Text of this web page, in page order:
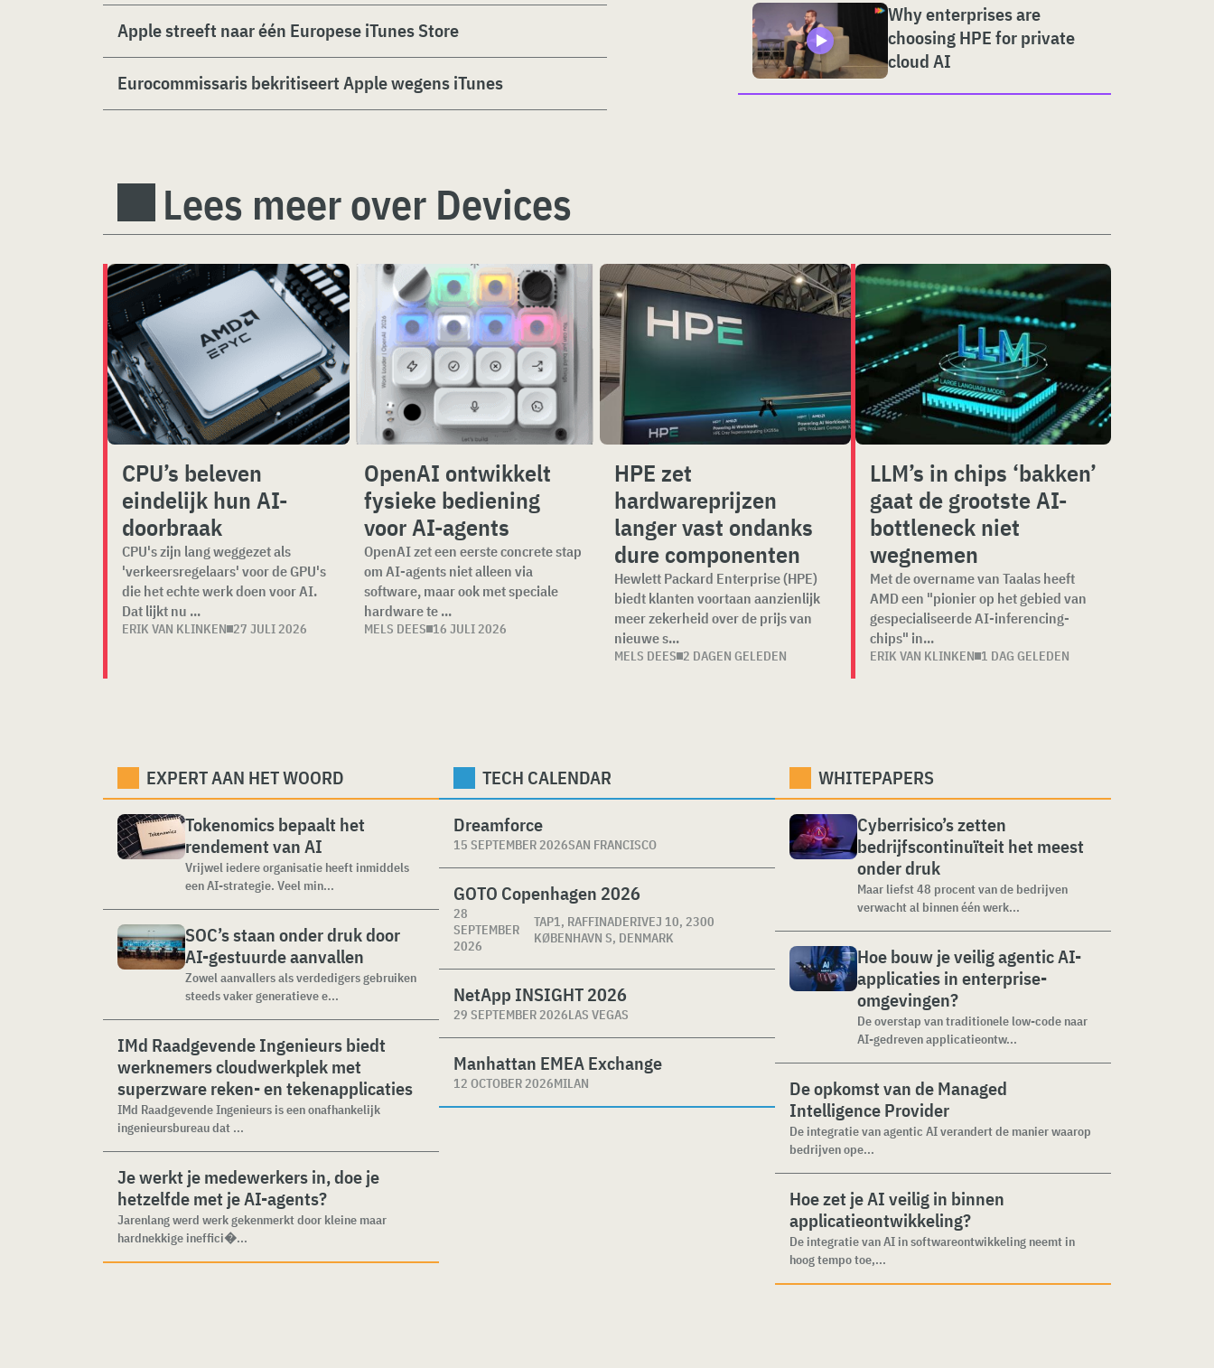
Apple streeft naar één Europese iTunes Store
Eurocommissaris bekritiseert Apple wegens iTunes
Why enterprises are
choosing HPE for private
cloud AI
Lees meer over Devices
CPU’s beleven
eindelijk hun AI-
doorbraak
CPU's zijn lang weggezet als
'verkeersregelaars' voor de GPU's
die het echte werk doen voor AI.
Dat lijkt nu ...
ERIK VAN KLINKEN 27 JULI 2026
OpenAI ontwikkelt
fysieke bediening
voor AI-agents
OpenAI zet een eerste concrete stap
om AI-agents niet alleen via
software, maar ook met speciale
hardware te ...
MELS DEES 16 JULI 2026
HPE zet
hardwareprijzen
langer vast ondanks
dure componenten
Hewlett Packard Enterprise (HPE)
biedt klanten voortaan aanzienlijk
meer zekerheid over de prijs van
nieuwe s...
MELS DEES 2 DAGEN GELEDEN
LLM’s in chips ‘bakken’
gaat de grootste AI-
bottleneck niet
wegnemen
Met de overname van Taalas heeft
AMD een "pionier op het gebied van
gespecialiseerde AI-inferencing-
chips" in...
ERIK VAN KLINKEN 1 DAG GELEDEN
EXPERT AAN HET WOORD
Tokenomics bepaalt het
rendement van AI
Vrijwel iedere organisatie heeft inmiddels
een AI-strategie. Veel min...
SOC’s staan onder druk door
AI-gestuurde aanvallen
Zowel aanvallers als verdedigers gebruiken
steeds vaker generatieve e...
IMd Raadgevende Ingenieurs biedt
werknemers cloudwerkplek met
superzware reken- en tekenapplicaties
IMd Raadgevende Ingenieurs is een onafhankelijk
ingenieursbureau dat ...
Je werkt je medewerkers in, doe je
hetzelfde met je AI-agents?
Jarenlang werd werk gekenmerkt door kleine maar
hardnekkige ineffici�...
TECH CALENDAR
Dreamforce
15 SEPTEMBER 2026SAN FRANCISCO
GOTO Copenhagen 2026
28
SEPTEMBER
2026
TAP1, RAFFINADERIVEJ 10, 2300
KØBENHAVN S, DENMARK
NetApp INSIGHT 2026
29 SEPTEMBER 2026LAS VEGAS
Manhattan EMEA Exchange
12 OCTOBER 2026MILAN
WHITEPAPERS
Cyberrisico’s zetten
bedrijfscontinuïteit het meest
onder druk
Maar liefst 48 procent van de bedrijven
verwacht al binnen één werk...
Hoe bouw je veilig agentic AI-
applicaties in enterprise-
omgevingen?
De overstap van traditionele low-code naar
AI-gedreven applicatieontw...
De opkomst van de Managed
Intelligence Provider
De integratie van agentic AI verandert de manier waarop
bedrijven ope...
Hoe zet je AI veilig in binnen
applicatieontwikkeling?
De integratie van AI in softwareontwikkeling neemt in
hoog tempo toe,...